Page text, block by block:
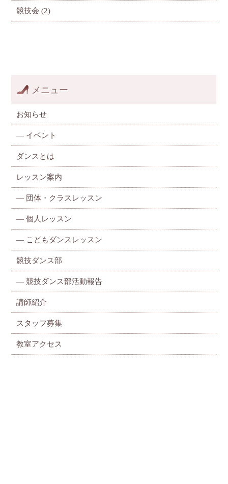
競技会 (2)
メニュー
お知らせ
— イベント
ダンスとは
レッスン案内
— 団体・クラスレッスン
—個人レッスン
— こどもダンスレッスン
競技ダンス部
— 競技ダンス部活動報告
講師紹介
スタッフ募集
教室アクセス